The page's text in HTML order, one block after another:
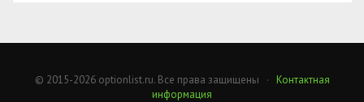
© 2015-2026 optionlist.ru. Все права защищены · Контактная
информация